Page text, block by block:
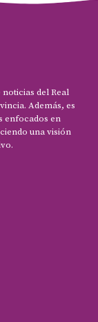
del Real
Además, es
enfocados en
una visión